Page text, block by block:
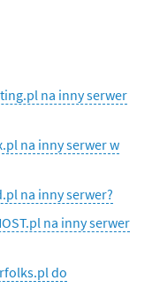
na inny serwer
na inny serwer w
na inny serwer?
na inny serwer
do